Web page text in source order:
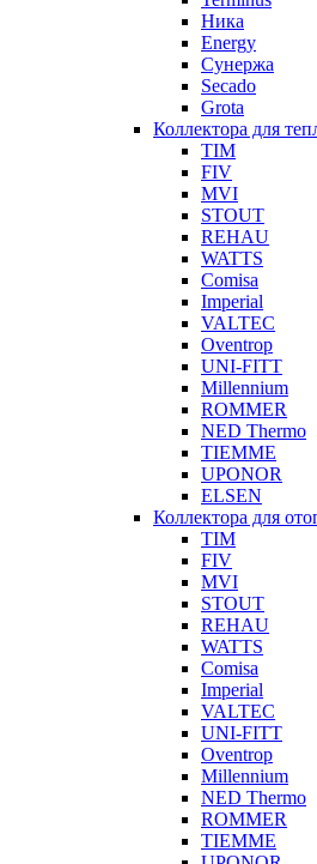
Ника
Energy
Сунержа
Secado
Grota
Коллектора для
TIM
FIV
MVI
STOUT
REHAU
WATTS
Comisa
Imperial
VALTEC
Oventrop
UNI-FITT
Millennium
ROMMER
NED Thermo
TIEMME
UPONOR
ELSEN
Коллектора для
TIM
FIV
MVI
STOUT
REHAU
WATTS
Comisa
Imperial
VALTEC
UNI-FITT
Oventrop
Millennium
NED Thermo
ROMMER
TIEMME